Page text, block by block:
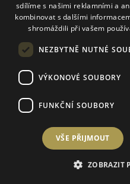
Miroslav 0
Němčičky
Novosedly
Novosedly na Moravě 0
Olbrahomice 0
sdílíme s našimi reklamními a
kombinovat s dalšími
shromáždili při vašem
NEZBYTNĚ NUTNÉ
VÝKONOVÉ SOUBORY
FUNKČNÍ SOUBORY
VŠE PŘIJMOUT
ZOBRAZIT